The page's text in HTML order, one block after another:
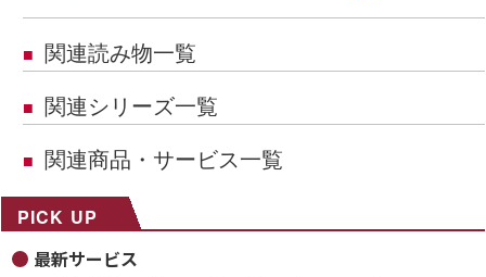
■ 関連読み物一覧
■ 関連シリーズ一覧
■ 関連商品・サービス一覧
PICK UP
最新サービス